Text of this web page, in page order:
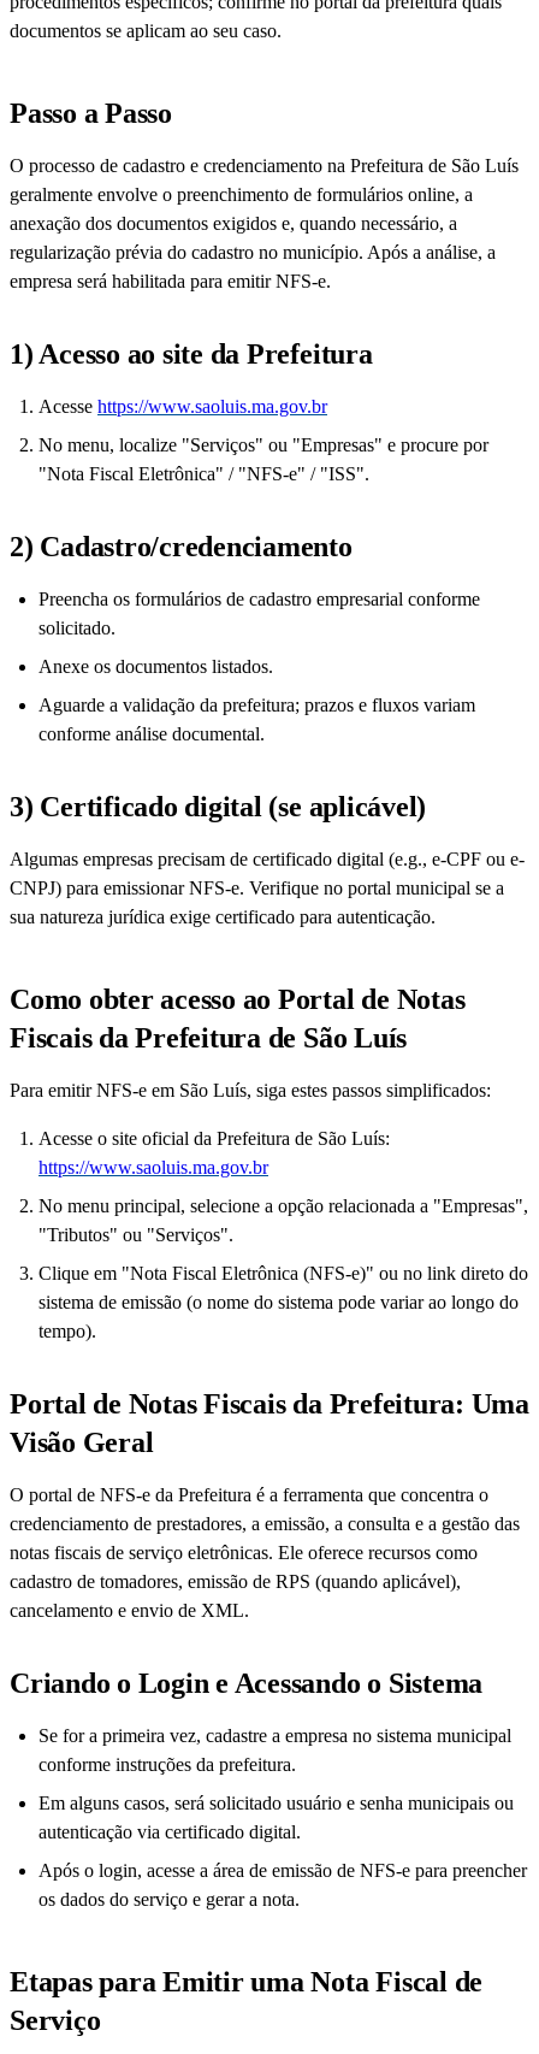
documentos se aplicam ao seu caso.
Passo a Passo
O processo de cadastro e credenciamento na Prefeitura de São Luís
geralmente envolve o preenchimento de formulários online, a
anexação dos documentos exigidos e, quando necessário, a
regularização prévia do cadastro no município. Após a análise, a
empresa será habilitada para emitir NFS-e.
1) Acesso ao site da Prefeitura
Acesse https://www.saoluis.ma.gov.br
No menu, localize "Serviços" ou "Empresas" e procure por
"Nota Fiscal Eletrônica" / "NFS-e" / "ISS".
2) Cadastro/credenciamento
Preencha os formulários de cadastro empresarial conforme
solicitado.
Anexe os documentos listados.
Aguarde a validação da prefeitura; prazos e fluxos variam
conforme análise documental.
3) Certificado digital (se aplicável)
Algumas empresas precisam de certificado digital (e.g., e-CPF ou e-
CNPJ) para emissionar NFS-e. Verifique no portal municipal se a
sua natureza jurídica exige certificado para autenticação.
Como obter acesso ao Portal de Notas
Fiscais da Prefeitura de São Luís
Para emitir NFS-e em São Luís, siga estes passos simplificados:
Acesse o site oficial da Prefeitura de São Luís:
https://www.saoluis.ma.gov.br
No menu principal, selecione a opção relacionada a "Empresas",
"Tributos" ou "Serviços".
Clique em "Nota Fiscal Eletrônica (NFS-e)" ou no link direto do
sistema de emissão (o nome do sistema pode variar ao longo do
tempo).
Portal de Notas Fiscais da Prefeitura: Uma
Visão Geral
O portal de NFS-e da Prefeitura é a ferramenta que concentra o
credenciamento de prestadores, a emissão, a consulta e a gestão das
notas fiscais de serviço eletrônicas. Ele oferece recursos como
cadastro de tomadores, emissão de RPS (quando aplicável),
cancelamento e envio de XML.
Criando o Login e Acessando o Sistema
Se for a primeira vez, cadastre a empresa no sistema municipal
conforme instruções da prefeitura.
Em alguns casos, será solicitado usuário e senha municipais ou
autenticação via certificado digital.
Após o login, acesse a área de emissão de NFS-e para preencher
os dados do serviço e gerar a nota.
Etapas para Emitir uma Nota Fiscal de
Serviço